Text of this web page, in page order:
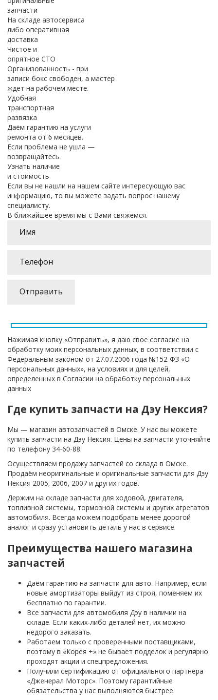
запчасти
На складе автосервиса
либо оперативная
доставка
Чистое и
опрятное СТО
Организованность - при
записи бокс свободен, а мастер
ждет на рабочем месте.
Удобная
транспортная
развязка
Даём гарантию на услуги
ремонта от 6 месяцев.
Если проблема не ушла —
возвращайтесь.
Узнать наличие
и стоимость
Если вы не нашли на нашем сайте интересующую вас
информацию, то вы можете задать вопрос нашему
специалисту.
В ближайшее время мы с Вами свяжемся.
Нажимая кнопку «Отправить», я даю свое согласие на
обработку моих персональных данных, в соответствии с
Федеральным законом от 27.07.2006 года №152-ФЗ «О
персональных данных», на условиях и для целей,
определенных в Согласии на обработку персональных
данных
Где купить запчасти на Дэу Нексия?
Мы — магазин автозапчастей в Омске. У нас вы можете
купить запчасти на Дэу Нексия. Цены на запчасти уточняйте
по телефону 34-60-88.
Осуществляем продажу запчастей со склада в Омске.
Продаём неоригинальные и оригинальные запчасти для Дэу
Нексия 2005, 2006, 2007 и других годов.
Держим на складе запчасти для ходовой, двигателя,
топливной системы, тормозной системы и других агрегатов
автомобиля. Всегда можем подобрать менее дорогой
аналог и сразу установить деталь у нас в сервисе.
Преимущества нашего магазина
запчастей
Даём гарантию на запчасти для авто. Например, если
новые амортизаторы выйдут из строя, поменяем их
бесплатно по гарантии.
Все запчасти для автомобиля Дэу в наличии на
складе. Если каких-либо деталей нет, их можно
недорого заказать.
Работаем только с проверенными поставщиками,
поэтому в «Корея +» не бывает подделок и регулярно
проходят акции и спецпредложения.
Получили сертификацию от официального партнера
«Дженерал Моторс». Поэтому гарантийные
обязательства у нас выполняются быстрее.